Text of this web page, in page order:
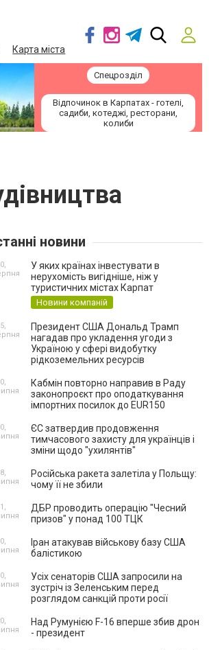
Карта міста
Спецрозділ
Відпочинок в Карпатах - готелі,
садиби, котеджі, ресторани,
колиби
новини
У яких країнах інвестувати в
нерухомість вигідніше, ніж у
туристичних містах Карпат
Новини компаній
Президент США Дональд Трамп
нагадав про укладення угоди з
Україною у сфері видобутку
рідкоземельних ресурсів
Кабмін повторно направив в Раду
законопроєкт про оподаткування
імпортних посилок до EUR150
ЄС затвердив продовження
тимчасового захисту для українців і
зміни щодо "ухилянтів"
Російська ракета залетіла у Польщу:
чому її не збили
ДБР проводить операцію "Чесний
призов" у понад 100 ТЦК
Іран атакував військову базу США
балістикою
Усіх сенаторів США запросили на
зустріч із Зеленським перед
розглядом санкцій проти росії
Над Румунією F-16 вперше збив дрон
- президент